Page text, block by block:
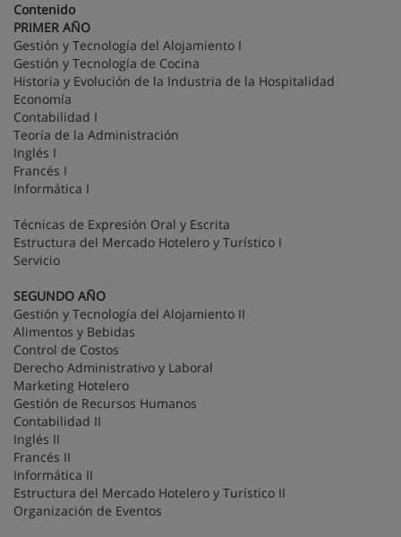
Contenido
PRIMER AÑO
Gestión y Tecnología del Alojamiento I
Gestión y Tecnología de Cocina
Historia y Evolución de la Industria de la Hospitalidad
Economía
Contabilidad I
Teoría de la Administración
Inglés I
Francés I
Informática I
Técnicas de Expresión Oral y Escrita
Estructura del Mercado Hotelero y Turístico I
Servicio
SEGUNDO AÑO
Gestión y Tecnología del Alojamiento II
Alimentos y Bebidas
Control de Costos
Derecho Administrativo y Laboral
Marketing Hotelero
Gestión de Recursos Humanos
Contabilidad II
Inglés II
Francés II
Informática II
Estructura del Mercado Hotelero y Turístico II
Organización de Eventos